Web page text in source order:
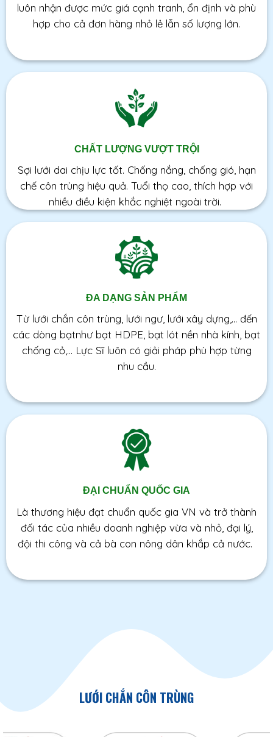
luôn nhận được mức giá cạnh tranh, ổn định và phù
hợp cho cả đơn hàng nhỏ lẻ lẫn số lượng lớn.
CHẤT LƯỢNG VƯỢT TRỘI
Sợi lưới dai chịu lực tốt. Chống nắng, chống gió, hạn
chế côn trùng hiệu quả. Tuổi thọ cao, thích hợp với
nhiều điều kiện khắc nghiệt ngoài trời.
ĐA DẠNG SẢN PHẨM
Từ lưới chắn côn trùng, lưới ngư, lưới xây dựng,… đến
các dòng bạtnhư bạt HDPE, bạt lót nền nhà kính, bạt
chống cỏ,… Lực Sĩ luôn có giải pháp phù hợp từng
nhu cầu.
ĐẠI CHUẨN QUỐC GIA
Là thương hiệu đạt chuẩn quốc gia VN và trở thành
đối tác của nhiều doanh nghiệp vừa và nhỏ, đại lý,
đội thi công và cả bà con nông dân khắp cả nước.
LƯỚI CHẮN CÔN TRÙNG